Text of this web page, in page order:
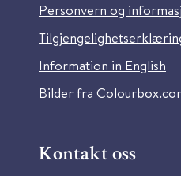
Personvern og
Information in English
Bilder fra
Kontakt oss